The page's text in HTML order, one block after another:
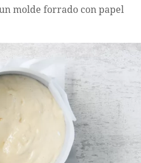
molde forrado con papel